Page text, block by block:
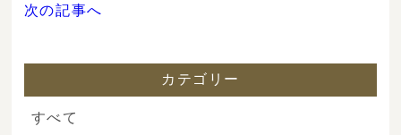
次の記事へ
カテゴリー
すべて